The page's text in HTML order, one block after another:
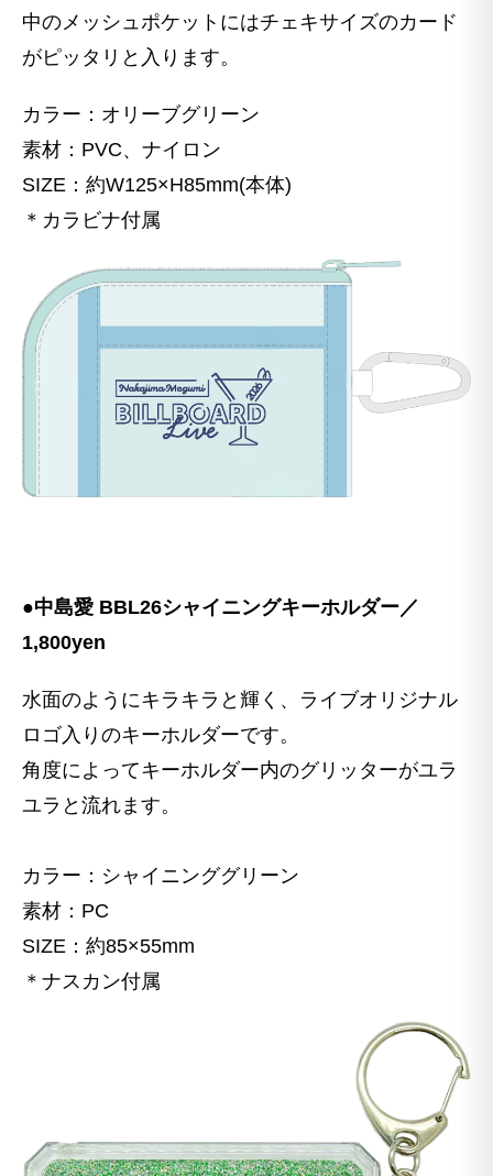
中のメッシュポケットにはチェキサイズのカード
がピッタリと入ります。
カラー：オリーブグリーン
素材：PVC、ナイロン
SIZE：約W125×H85mm(本体)
＊カラビナ付属
●中島愛 BBL26シャイニングキーホルダー／
1,800yen
水面のようにキラキラと輝く、ライブオリジナル
ロゴ入りのキーホルダーです。
角度によってキーホルダー内のグリッターがユラ
ユラと流れます。
カラー：シャイニンググリーン
素材：PC
SIZE：約85×55mm
＊ナスカン付属